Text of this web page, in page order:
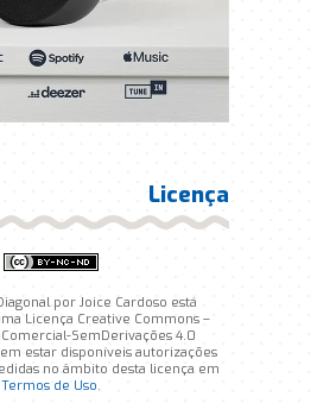
Licença
por Joice Cardoso está
Licença Creative Commons –
SemDerivações 4.0
estar disponíveis autorizações
no âmbito desta licença em
Termos de Uso.